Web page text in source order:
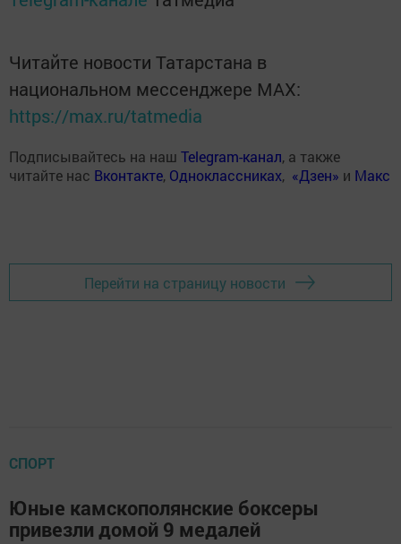
Читайте новости Татарстана в
национальном мессенджере MАХ:
https://max.ru/tatmedia
Подписывайтесь на наш Telegram-канал, а также
читайте нас Вконтакте, Одноклассниках, «Дзен» и Макс
Перейти на страницу новости
СПОРТ
Юные камскополянские боксеры
привезли домой 9 медалей